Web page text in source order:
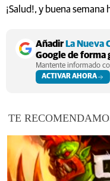
¡Salud!, y buena semana
Añadir La Nueva
Google de forma
Mantente informado
ACTIVAR AHORA
TE